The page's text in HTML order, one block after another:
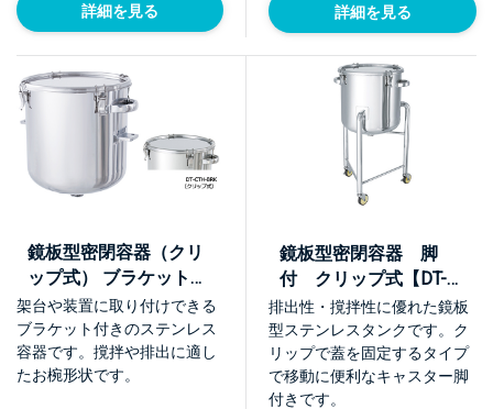
詳細を見る 詳細を見る
鏡板型密閉容器（クリ
ップ式） ブラケット付
【DT-CTH-BRK】
架台や装置に取り付けできる
ブラケット付きのステンレス
容器です。撹拌や排出に適し
たお椀形状です。
鏡板型密閉容器 脚
付 クリップ式【DT-
CTH-L】
排出性・撹拌性に優れた鏡板
型ステンレスタンクです。ク
リップで蓋を固定するタイプ
で移動に便利なキャスター脚
付きです。